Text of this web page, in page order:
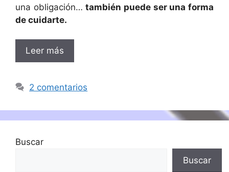
una obligación…también puede ser una forma
de cuidarte.
Leer más
2 comentarios
Buscar
Buscar